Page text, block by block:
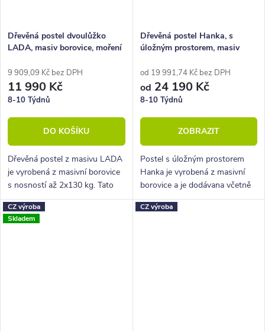
Dřevěná postel dvoulůžko
LADA, masiv borovice, moření
9 909,09 Kč bez DPH
11 990 Kč
8-10 Týdnů
DO KOŠÍKU
Dřevěná postel z masivu LADA
je vyrobená z masivní borovice
s nosností až 2x130 kg. Tato
postel je ideální pro použití do
ložnice, pokoje pro hosty nebo
třeba na chatu či chalupu.
Dřevěná postel Hanka, s
úložným prostorem, masiv
od 19 991,74 Kč bez DPH
od 24 190 Kč
8-10 Týdnů
ZOBRAZIT
Postel s úložným prostorem
Hanka je vyrobená z masivní
borovice a je dodávana včetně
kvalitních lamelových roštů s
nosností až 130 kg.
CZ výroba
Skladem
CZ výroba